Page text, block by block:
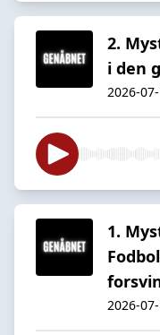
2.
i den
2026-
1.
2026-